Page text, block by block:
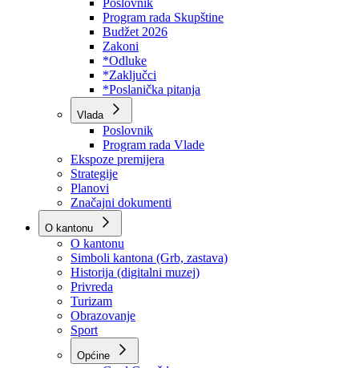
Dokumenti
Skupština
Poslovnik
Program rada Skupštine
Budžet 2026
Zakoni
*Odluke
*Zaključci
*Poslanička pitanja
Vlada
Poslovnik
Program rada Vlade
Ekspoze premijera
Strategije
Planovi
Značajni dokumenti
O kantonu
O kantonu
Simboli kantona (Grb, zastava)
Historija (digitalni muzej)
Privreda
Turizam
Obrazovanje